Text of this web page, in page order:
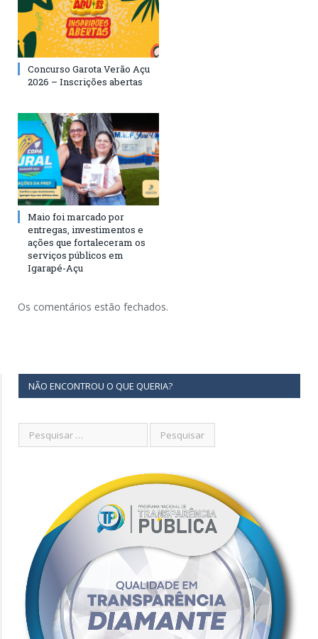
Concurso Garota Verão Açu
2026 – Inscrições abertas
Maio foi marcado por
entregas, investimentos e
ações que fortaleceram os
serviços públicos em
Igarapé-Açu
Os comentários estão fechados.
NÃO ENCONTROU O QUE QUERIA?